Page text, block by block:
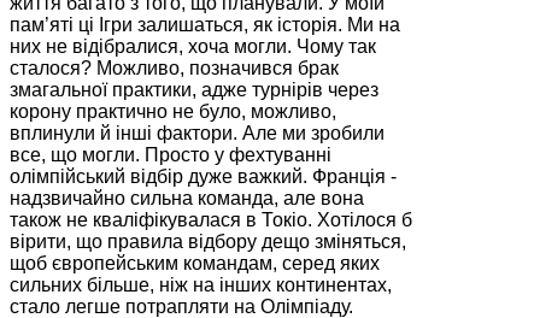
пам’яті ці Ігри залишаться, як історія. Ми на
них не відібралися, хоча могли. Чому так
сталося? Можливо, позначився брак
змагальної практики, адже турнірів через
корону практично не було, можливо,
вплинули й інші фактори. Але ми зробили
все, що могли. Просто у фехтуванні
олімпійський відбір дуже важкий. Франція -
надзвичайно сильна команда, але вона
також не кваліфікувалася в Токіо. Хотілося б
вірити, що правила відбору дещо зміняться,
щоб європейським командам, серед яких
сильних більше, ніж на інших континентах,
стало легше потрапляти на Олімпіаду.